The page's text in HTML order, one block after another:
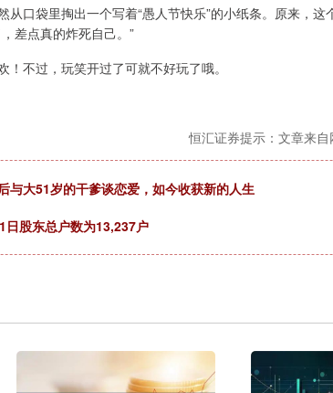
口袋里掏出一个写着“愚人节快乐”的小纸条。原来，这
差点真的炸死自己。”
不过，玩笑开过了可就不好玩了哦。
恒汇证券提示：文章来自
与大51岁的干爹谈恋爱，如今收获新的人生
日股东总户数为13,237户